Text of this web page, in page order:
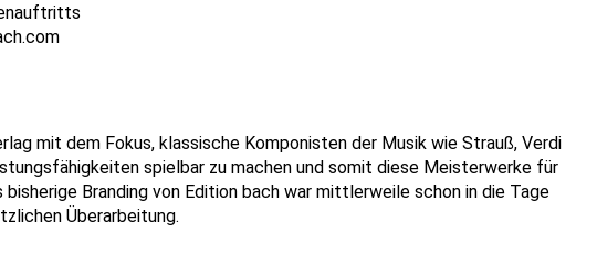
mit dem Fokus, klassische Komponisten der Musik wie Strauß, Verdi
spielbar zu machen und somit diese Meisterwerke für
Branding von Edition bach war mittlerweile schon in die Tage
Überarbeitung.